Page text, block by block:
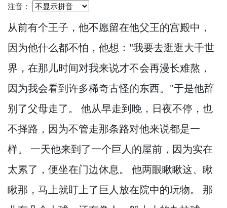
注音：
从前有个王子， 他不愿留在他父王的宫殿中，
因为他什么都不怕， 他想："我要去逛逛大千世
界， 在那儿时间对我来说才不会再漫长难熬，
因为我会看到许多稀奇古怪的东西。 "于是他辞
别了父母走了。
他从早走到晚， 日夜不停， 也
不择路， 因为不管走那条路对他来说都是一
样。
一天他来到了一个巨人的屋前， 因为实在
太累了， 便坐在门边休息。
他两眼瞅瞅这、瞅
瞅那， 马上就盯上了巨人放在院中的玩物。
那